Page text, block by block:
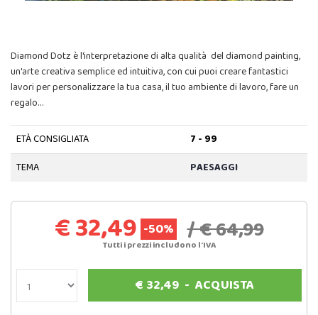
Diamond Dotz è l'interpretazione di alta qualità del diamond painting,
un'arte creativa semplice ed intuitiva, con cui puoi creare fantastici
lavori per personalizzare la tua casa, il tuo ambiente di lavoro, fare un
regalo…
ETÀ CONSIGLIATA
7 - 99
TEMA
PAESAGGI
€ 32,49 -50% / € 64,99
Tutti i prezzi includono l'IVA
€ 32,49 -ACQUISTA